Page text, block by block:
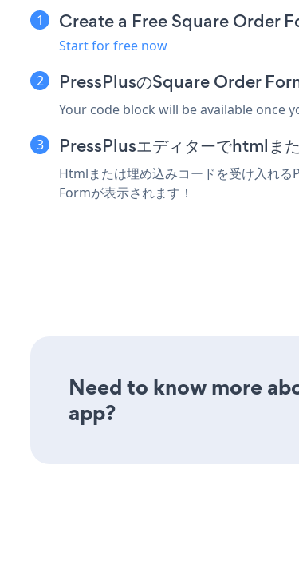
Create a Free Square Order
Start for free now
PressPlusのSquare Order
Your code block will be available once
PressPlusエディターでhtmlま
Htmlまたは埋め込みコードを受け入れ
Formが表示されます！
Need to know more
app?